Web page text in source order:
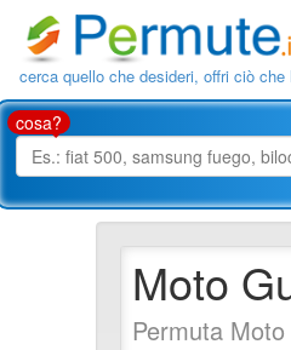
cerca quello che desideri, offri ciò che
cosa?
Moto
Permuta